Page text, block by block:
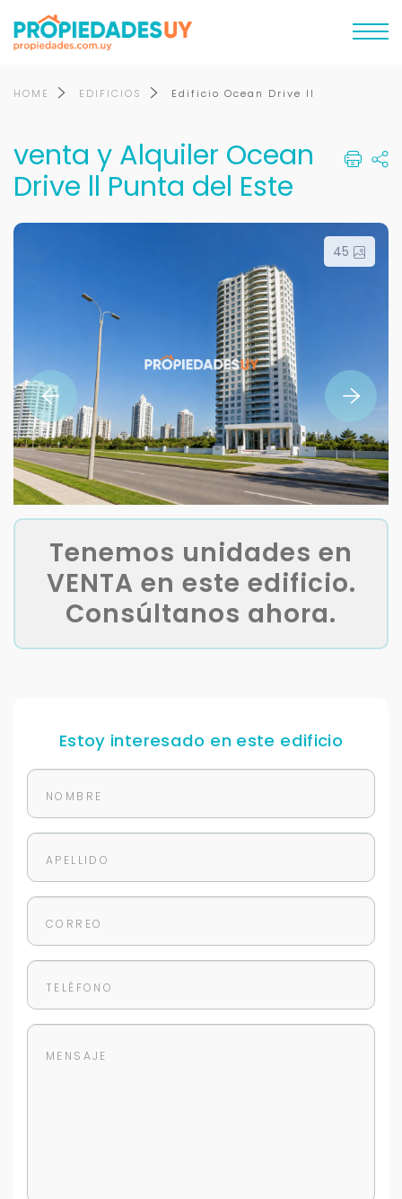
HOME EDIFICIOS Edificio Ocean Drive II
venta y Alquiler Ocean
Drive ll Punta del Este
45
Tenemos unidades en
VENTA en este edificio.
Consúltanos ahora.
Estoy interesado en este edificio